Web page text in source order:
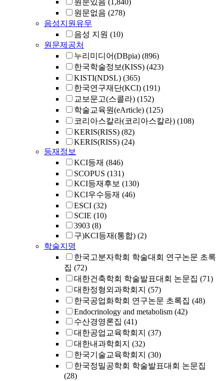
원문있음 (1,840)
원문없음 (278)
음성지원유무
음성 지원 (10)
원문제공처
누리미디어(DBpia) (896)
한국학술정보(KISS) (423)
KISTI(NDSL) (365)
한국연구재단(KCI) (191)
교보문고(스콜라) (152)
학술교육원(eArticle) (125)
코리아스칼라(코리아스칼라) (108)
KERIS(RISS) (82)
KERIS(RISS) (24)
등재정보
KCI등재 (846)
SCOPUS (131)
KCI등재후보 (130)
KCI우수등재 (46)
ESCI (32)
SCIE (10)
3903 (8)
구)KCI등재(통합) (2)
학술지명
한국고분자학회 학술대회 연구논문 초록
집 (72)
대한건축학회 학술발표대회 논문집 (71)
대한정형외과학회지 (57)
한국공업화학회 연구논문 초록집 (48)
Endocrinology and metabolism (42)
수산경영론집 (41)
대한공업교육학회지 (37)
대한내과학회지 (32)
한국기술교육학회지 (30)
한국정밀공학회 학술발표대회 논문집
(28)